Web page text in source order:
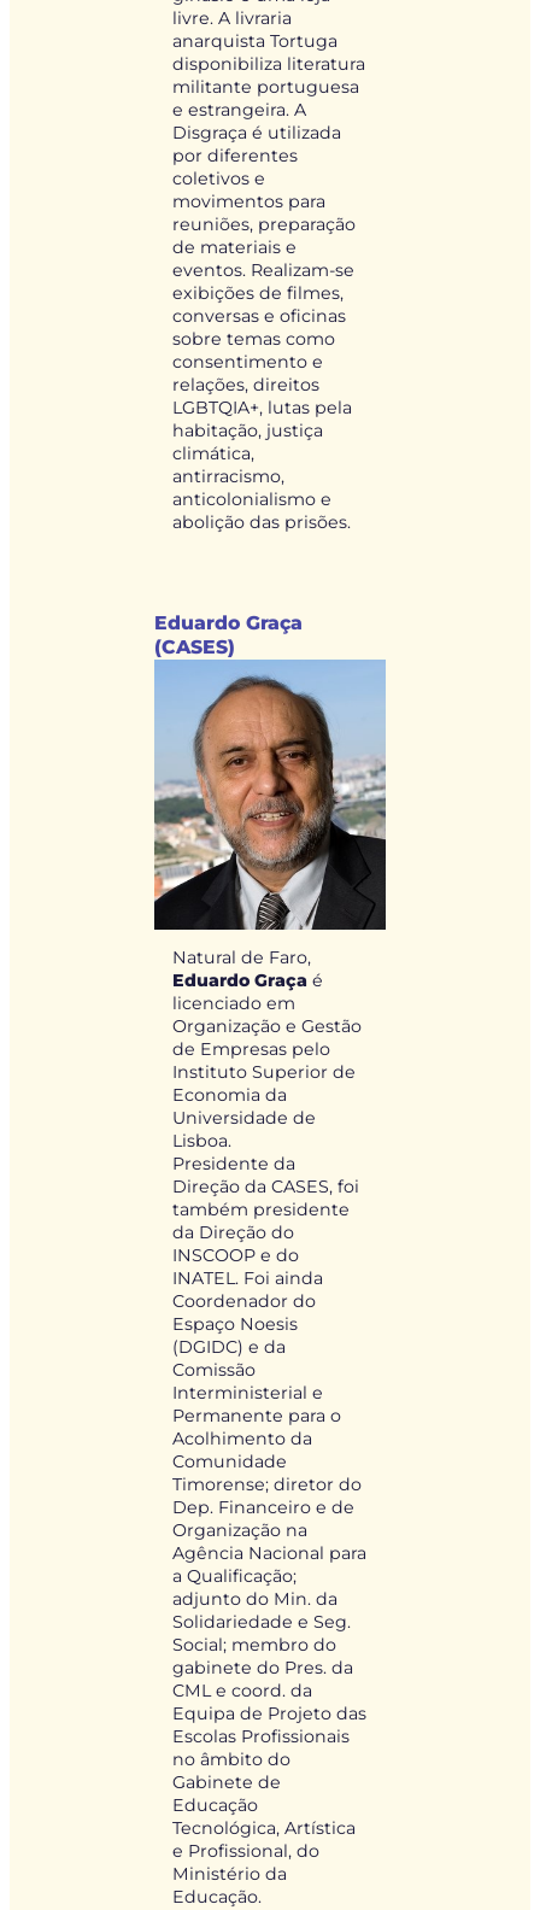
livre. A livraria
anarquista Tortuga
disponibiliza literatura
militante portuguesa
e estrangeira. A
Disgraça é utilizada
por diferentes
coletivos e
movimentos para
reuniões, preparação
de materiais e
eventos. Realizam-se
exibições de filmes,
conversas e oficinas
sobre temas como
consentimento e
relações, direitos
LGBTQIA+, lutas pela
habitação, justiça
climática,
antirracismo,
anticolonialismo e
abolição das prisões.
Eduardo Graça
(CASES)
Natural de Faro,
Eduardo Graça é
licenciado em
Organização e Gestão
de Empresas pelo
Instituto Superior de
Economia da
Universidade de
Lisboa.
Presidente da
Direção da CASES, foi
também presidente
da Direção do
INSCOOP e do
INATEL. Foi ainda
Coordenador do
Espaço Noesis
(DGIDC) e da
Comissão
Interministerial e
Permanente para o
Acolhimento da
Comunidade
Timorense; diretor do
Dep. Financeiro e de
Organização na
Agência Nacional para
a Qualificação;
adjunto do Min. da
Solidariedade e Seg.
Social; membro do
gabinete do Pres. da
CML e coord. da
Equipa de Projeto das
Escolas Profissionais
no âmbito do
Gabinete de
Educação
Tecnológica, Artística
e Profissional, do
Ministério da
Educação.